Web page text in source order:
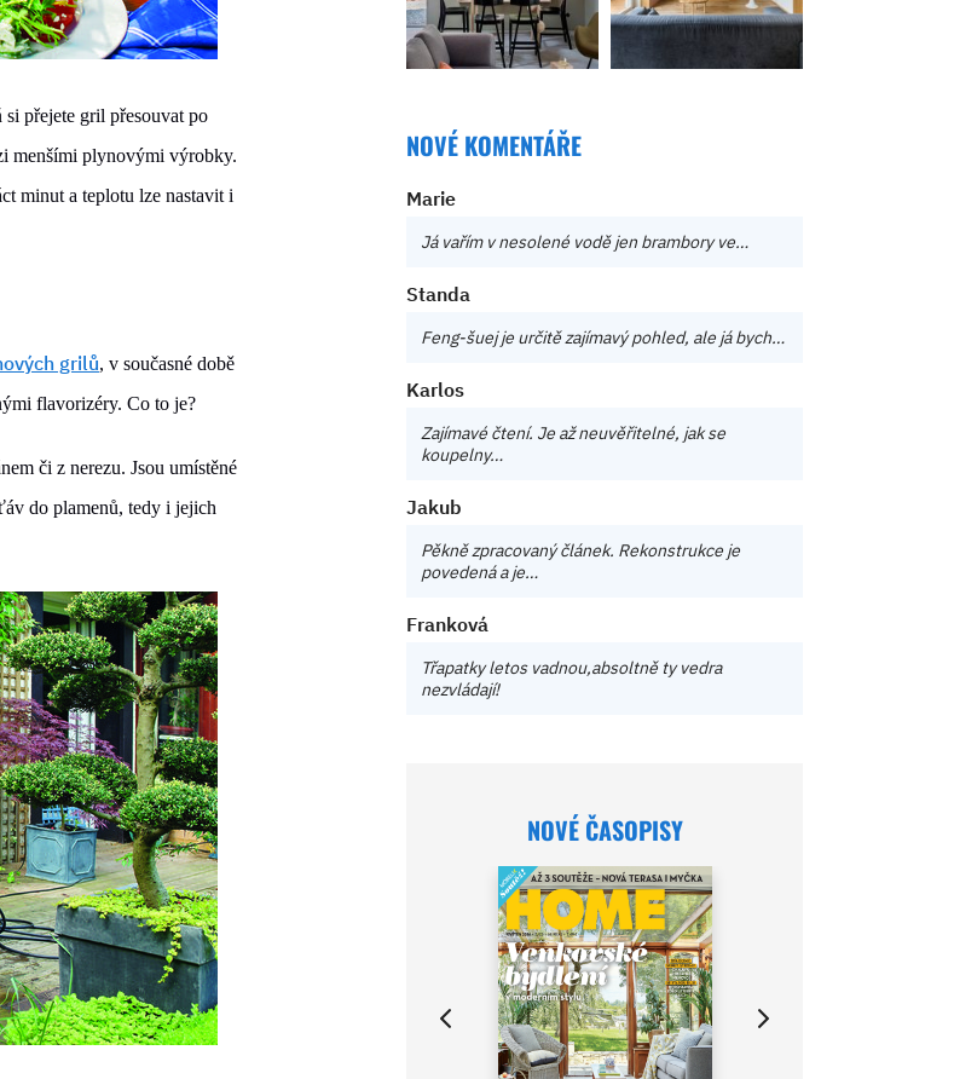
přejete gril přesouvat po
menšími plynovými výrobky.
minut a teplotu lze nastavit i
grilů, v současné době
flavorizéry. Co to je?
či z nerezu. Jsou umístěné
do plamenů, tedy i jejich
NOVÉ KOMENTÁŘE
Marie
Já vařím v nesolené vodě jen brambory ve…
Standa
Feng-šuej je určitě zajímavý pohled, ale já bych…
Karlos
Zajímavé čtení. Je až neuvěřitelné, jak se
koupelny…
Jakub
Pěkně zpracovaný článek. Rekonstrukce je
povedená a je…
Franková
Třapatky letos vadnou,absoltně ty vedra
nezvládají!
NOVÉ ČASOPISY